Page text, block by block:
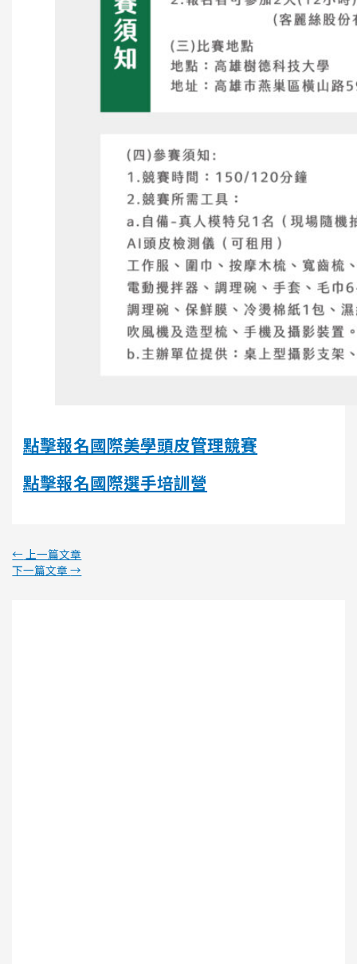
點擊報名國際美學頭皮管理競賽
點擊報名國際選手培訓營
←上一篇文章
下一篇文章→